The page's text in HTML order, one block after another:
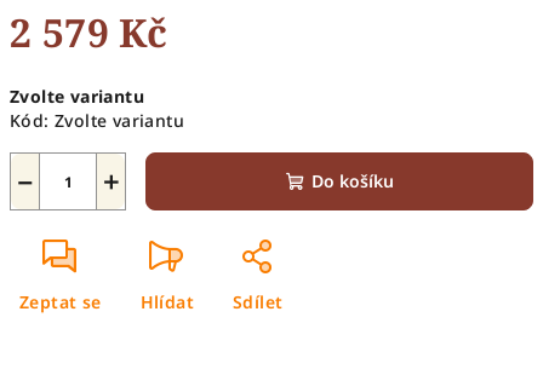
2 579 Kč
cena:
Zvolte variantu
Kód: Zvolte variantu
+
− Do košíku
Zeptat se Hlídat Sdílet